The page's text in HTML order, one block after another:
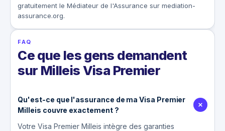
gratuitement le Médiateur de l'Assurance sur mediation-
assurance.org.
FAQ
Ce que les gens demandent
sur Milleis Visa Premier
Qu'est-ce que l'assurance de ma Visa Premier
Milleis couvre exactement ?
Votre Visa Premier Milleis intègre des garanties